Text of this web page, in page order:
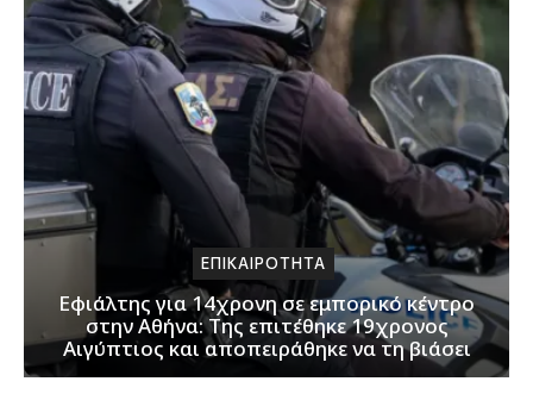
ΕΠΙΚΑΙΡΟΤΗΤΑ
Εφιάλτης για 14χρονη σε εμπορικό κέντρο
στην Αθήνα: Της επιτέθηκε 19χρονος
Αιγύπτιος και αποπειράθηκε να τη βιάσει